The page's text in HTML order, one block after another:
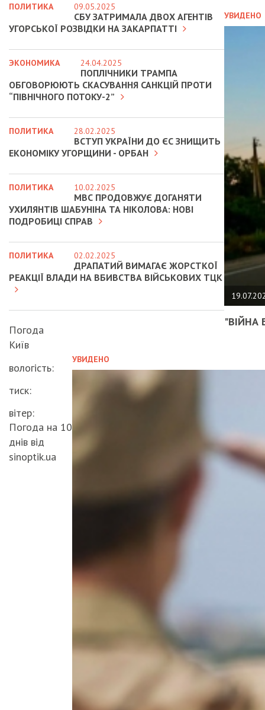
УВИДЕНО
"ВІЙНА
УВИДЕНО
ПОЛИТИКА 09.05.2025
СБУ ЗАТРИМАЛА ДВОХ АГЕНТІВ
УГОРСЬКОЇ РОЗВІДКИ НА ЗАКАРПАТТІ
ЭКОНОМИКА 24.04.2025
ПОПЛІЧНИКИ ТРАМПА
ОБГОВОРЮЮТЬ СКАСУВАННЯ САНКЦІЙ ПРОТИ
“ПІВНІЧНОГО ПОТОКУ-2”
ПОЛИТИКА 28.02.2025
ВСТУП УКРАЇНИ ДО ЄС ЗНИЩИТЬ
ЕКОНОМІКУ УГОРЩИНИ - ОРБАН
ПОЛИТИКА 10.02.2025
МВС ПРОДОВЖУЄ ДОГАНЯТИ
УХИЛЯНТІВ ШАБУНІНА ТА НІКОЛОВА: НОВІ
ПОДРОБИЦІ СПРАВ
ПОЛИТИКА 02.02.2025
ДРАПАТИЙ ВИМАГАЄ ЖОРСТКОЇ
РЕАКЦІЇ ВЛАДИ НА ВБИВСТВА ВІЙСЬКОВИХ ТЦК
Погода
Київ
вологість:
тиск:
вітер:
Погода на 10
днів від
sinoptik.ua